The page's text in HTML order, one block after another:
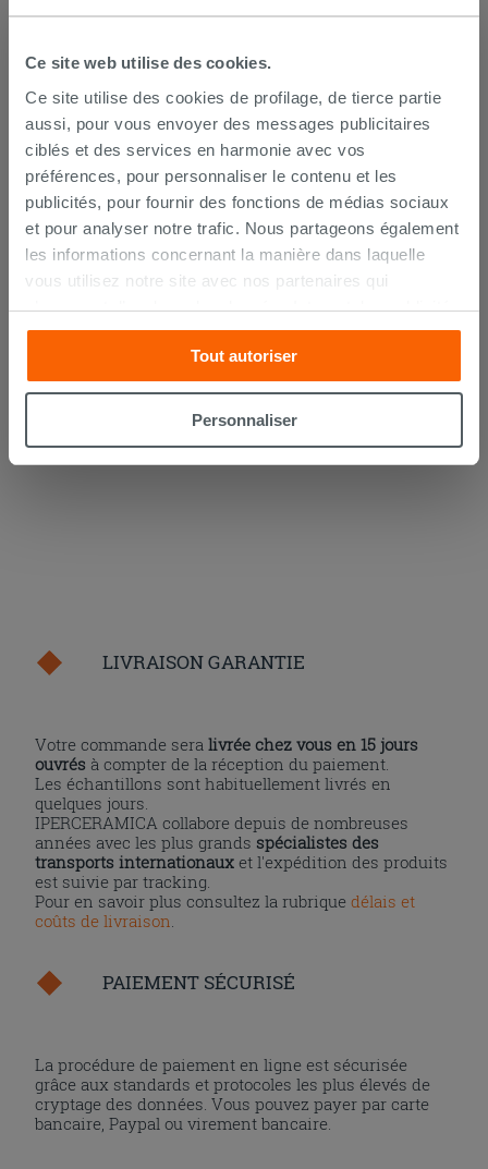
Ce site web utilise des cookies.
Ce site utilise des cookies de profilage, de tierce partie
aussi, pour vous envoyer des messages publicitaires
ciblés et des services en harmonie avec vos
préférences, pour personnaliser le contenu et les
publicités, pour fournir des fonctions de médias sociaux
et pour analyser notre trafic. Nous partageons également
les informations concernant la manière dans laquelle
vous utilisez notre site avec nos partenaires qui
s’occupent d’analyser les données Internet, les publicités
et les réseaux sociaux. Lesdits partenaires pourraient
combiner ces informations avec d’autres que vous leur
avez fournies ou qu’ils ont recueillies à partir de votre
utilisation sur leurs services. Si vous souhaitez en savoir
cookies, ou à quelques-uns seulement,cliquez iciou
Tout autoriser
Personnaliser
blanc
AJOUTER AU PANIER
LIVRAISON GARANTIE
Votre commande seralivrée chez vous en 15 jours
ouvrés à compter de la réception du paiement.
Les échantillons sont habituellement livrés en
quelques jours.
IPERCERAMICA collabore depuis de nombreuses
années avec les plus grands spécialistes des
transports internationaux et l'expédition des produits
est suivie par tracking.
Pour en savoir plus consultez la rubriquedélais et
coûts de livraison
PAIEMENT SÉCURISÉ
La procédure de paiement en ligne est sécurisée
grâce aux standards et protocoles les plus élevés de
cryptage des données. Vous pouvez payer par carte
bancaire, Paypal ou virement bancaire.